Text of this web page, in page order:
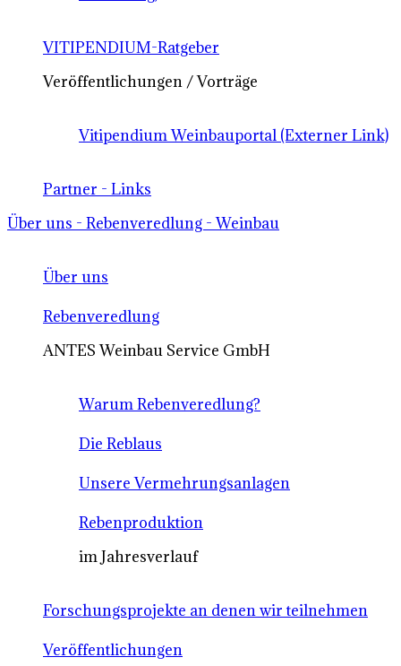
VITIPENDIUM-Ratgeber
Veröffentlichungen / Vorträge
Vitipendium Weinbauportal (Externer Link)
Partner - Links
Über uns - Rebenveredlung - Weinbau
Über uns
Rebenveredlung
ANTES Weinbau Service GmbH
Warum Rebenveredlung?
Die Reblaus
Unsere Vermehrungsanlagen
Rebenproduktion
im Jahresverlauf
Forschungsprojekte an denen wir teilnehmen
Veröffentlichungen